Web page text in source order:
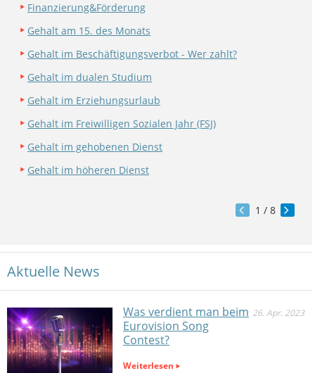
1 / 8
Finanzierung&Förderung
Gehalt am 15. des Monats
Gehalt im Beschäftigungsverbot - Wer zahlt?
Gehalt im dualen Studium
Gehalt im Erziehungsurlaub
Gehalt im Freiwilligen Sozialen Jahr (FSJ)
Gehalt im gehobenen Dienst
Gehalt im höheren Dienst
Aktuelle News
Was verdient man beim
Eurovision Song
Contest?
26. Apr. 2023
Weiterlesen